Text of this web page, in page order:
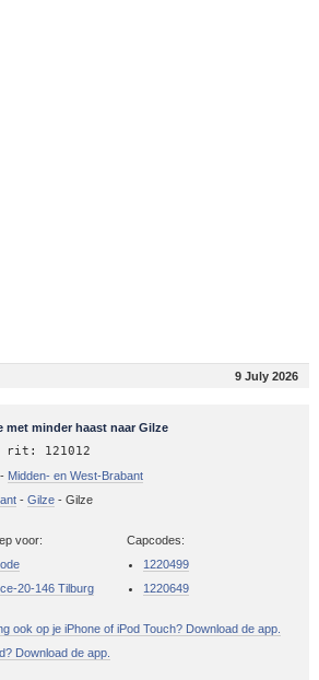
9 July 2026
met minder haast naar Gilze
rit: 121012
Midden- en West-Brabant
- Gilze- Gilze
voor:
20-146 Tilburg
Capcodes:
1220499
1220649
ook op je iPhone of iPod Touch? Download de app.
Download de app.